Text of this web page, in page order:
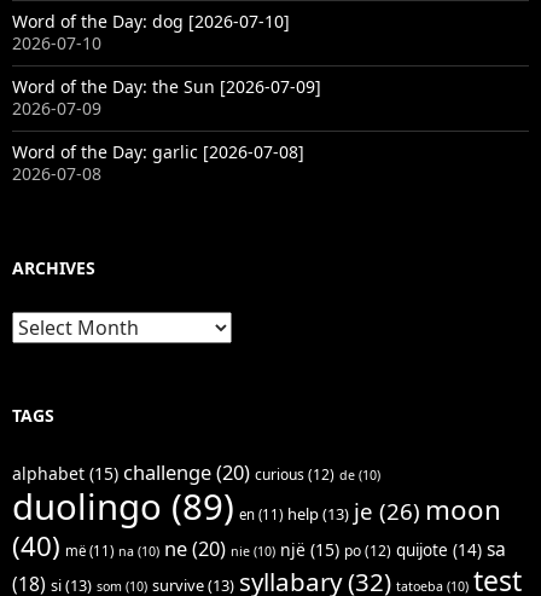
Word of the Day: dog [2026-07-10]
2026-07-10
Word of the Day: the Sun [2026-07-09]
2026-07-09
Word of the Day: garlic [2026-07-08]
2026-07-08
ARCHIVES
Archives
TAGS
alphabet (15) challenge(20) curious(12) de (10)
duolingo (89) en (11) help(13) je (26) moon
(40) më (11) na (10) ne(20) nie (10) një (15) po(12) quijote (14) sa
(18) si(13) som (10) survive(13) syllabary(32) tatoeba (10) test